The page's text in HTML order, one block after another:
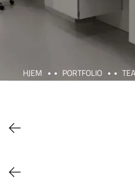
HJEM PORTFOLIO